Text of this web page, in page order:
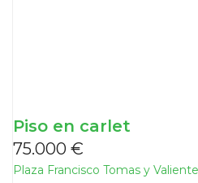
Piso en carlet
75.000 €
Plaza Francisco Tomas y